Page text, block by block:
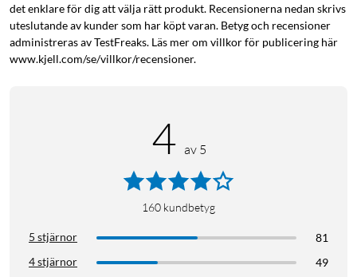
det enklare för dig att välja rätt produkt. Recensionerna nedan skrivs
uteslutande av kunder som har köpt varan. Betyg och recensioner
administreras av TestFreaks. Läs mer om villkor för publicering här
www.kjell.com/se/villkor/recensioner.
4 av 5
160 kundbetyg
5 stjärnor
81
4 stjärnor
49